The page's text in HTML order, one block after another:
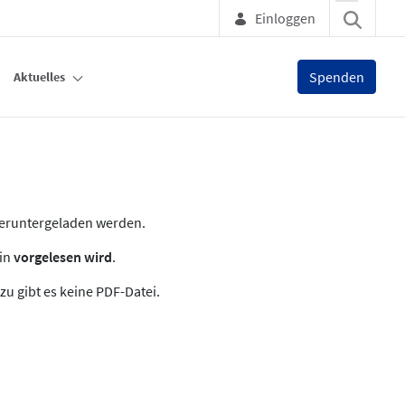
Einloggen
Aktuelles Spenden
werden.
vorgelesen wird.
gibt es keine PDF-Datei.